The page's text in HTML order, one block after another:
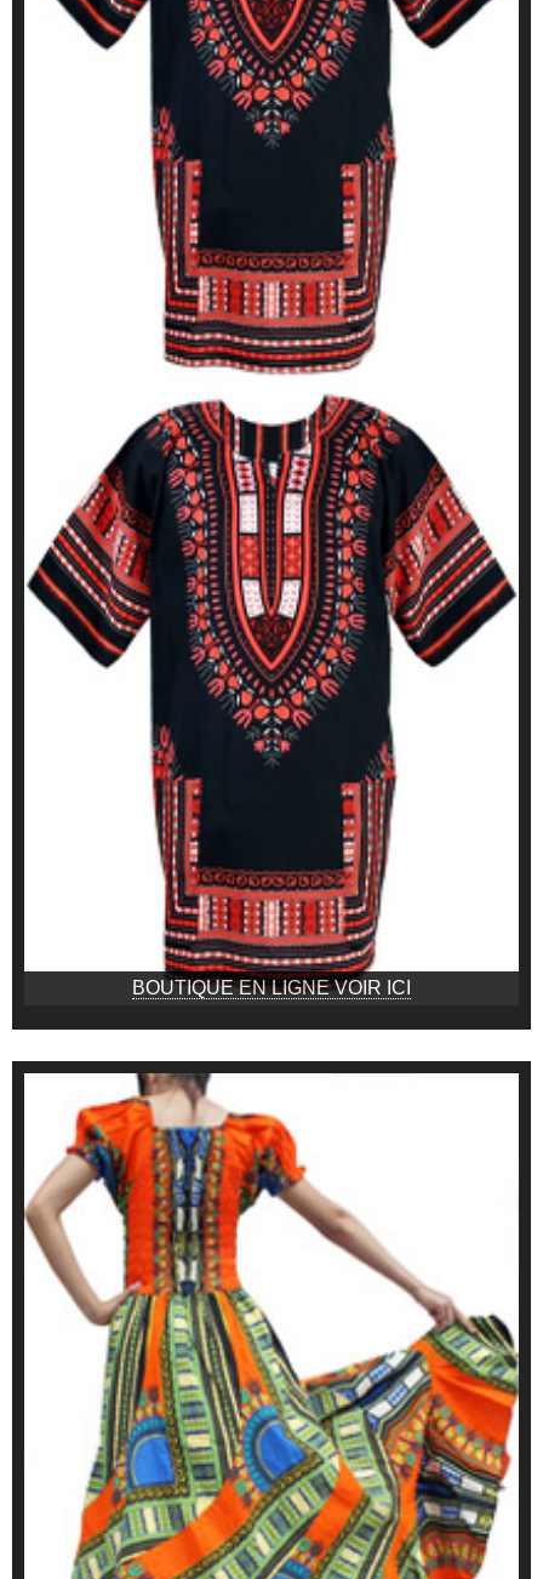
BOUTIQUE EN LIGNE VOIR ICI